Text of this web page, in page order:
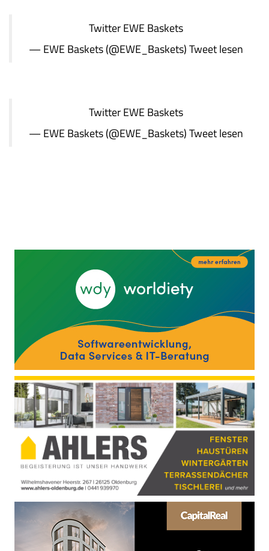
TwitterEWE Baskets
— EWE Baskets (@EWE_Baskets)Tweet lesen
TwitterEWE Baskets
— EWE Baskets (@EWE_Baskets)Tweet lesen